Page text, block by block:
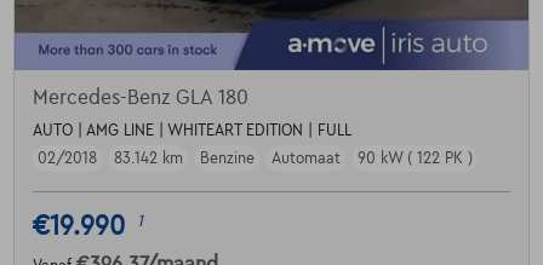
Mercedes-Benz GLA 180
AUTO | AMG LINE | WHITEART EDITION | FULL
02/2018
83.142 km Benzine Automaat 90 kW ( 122 PK )
€19.990 1